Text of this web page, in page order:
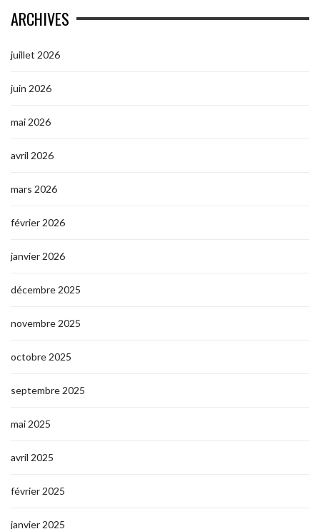
ARCHIVES
juillet 2026
juin 2026
mai 2026
avril 2026
mars 2026
février 2026
janvier 2026
décembre 2025
novembre 2025
octobre 2025
septembre 2025
mai 2025
avril 2025
février 2025
janvier 2025